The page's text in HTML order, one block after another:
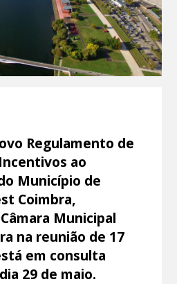
Regulamento de
ao
Município de
Coimbra,
Municipal
na reunião de 17
em consulta
29 de maio.